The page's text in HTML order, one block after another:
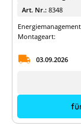
Art. Nr.: 8348
Montageart:
03.09.2026